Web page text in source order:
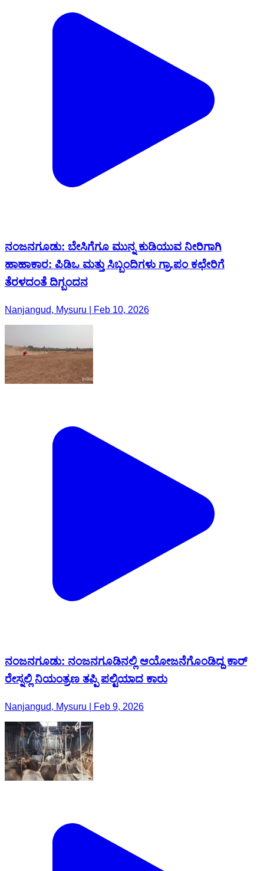
ನಂಜನಗೂಡು: ಬೇಸಿಗೆಗೂ ಮುನ್ನ ಕುಡಿಯುವ ನೀರಿಗಾಗಿ
ಹಾಹಾಕಾರ: ಪಿಡಿಒ ಮತ್ತು ಸಿಬ್ಬಂದಿಗಳು ಗ್ರಾ.ಪಂ ಕಛೇರಿಗೆ
ತೆರಳದಂತೆ ದಿಗ್ಬಂದನ
Nanjangud, Mysuru | Feb 10, 2026
ನಂಜನಗೂಡು: ನಂಜನಗೂಡಿನಲ್ಲಿ ಆಯೋಜನೆಗೊಂಡಿದ್ದ ಕಾರ್
ರೇಸ್ನಲ್ಲಿ ನಿಯಂತ್ರಣ ತಪ್ಪಿ ಪಲ್ಟಿಯಾದ ಕಾರು
Nanjangud, Mysuru | Feb 9, 2026